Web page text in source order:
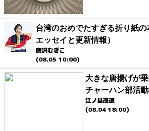
台湾のおめでたすぎる折り紙の
エッセイと更新情報）
唐沢むぎこ
(08.05 10:00)
大きな唐揚げが
チャーハン部活動
江ノ島茂道
(08.04 18:00)